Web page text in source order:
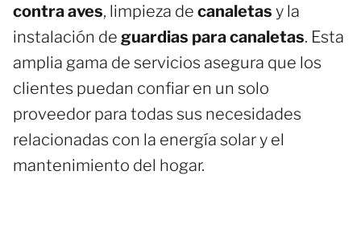
contra aves, limpieza de canaletas y la
instalación de guardias para canaletas. Esta
amplia gama de servicios asegura que los
clientes puedan confiar en un solo
proveedor para todas sus necesidades
relacionadas con la energía solar y el
mantenimiento del hogar.